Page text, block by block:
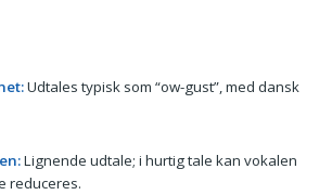
Udtales typisk som “ow-gust”, med dansk
Lignende udtale; i hurtig tale kan vokalen
reduceres.